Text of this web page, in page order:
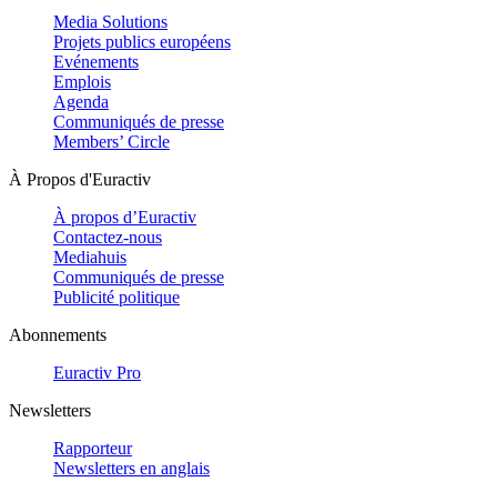
Media Solutions
Projets publics européens
Evénements
Emplois
Agenda
Communiqués de presse
Members’ Circle
À Propos d'Euractiv
À propos d’Euractiv
Contactez-nous
Mediahuis
Communiqués de presse
Publicité politique
Abonnements
Euractiv Pro
Newsletters
Rapporteur
Newsletters en anglais